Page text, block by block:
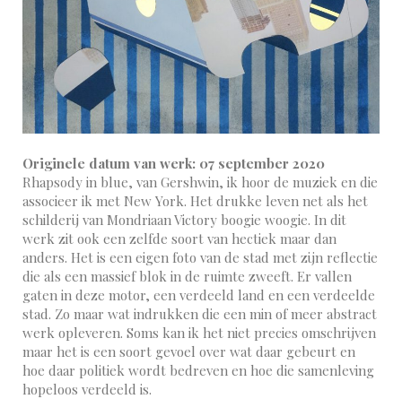
Originele datum van werk: 07 september 2020
Rhapsody in blue, van Gershwin, ik hoor de muziek en die
associeer ik met New York. Het drukke leven net als het
schilderij van Mondriaan Victory boogie woogie. In dit
werk zit ook een zelfde soort van hectiek maar dan
anders. Het is een eigen foto van de stad met zijn reflectie
die als een massief blok in de ruimte zweeft. Er vallen
gaten in deze motor, een verdeeld land en een verdeelde
stad. Zo maar wat indrukken die een min of meer abstract
werk opleveren. Soms kan ik het niet precies omschrijven
maar het is een soort gevoel over wat daar gebeurt en
hoe daar politiek wordt bedreven en hoe die samenleving
hopeloos verdeeld is.